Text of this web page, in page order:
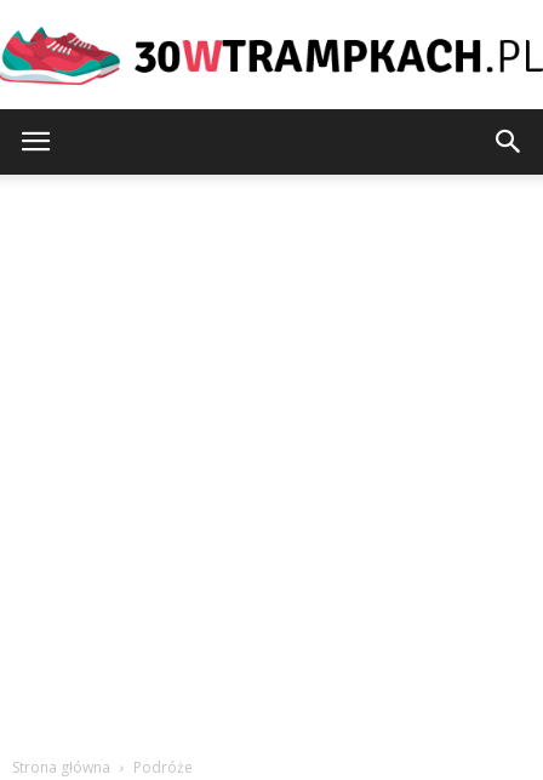
Strona główna Podróże